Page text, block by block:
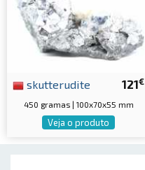
121€
skutterudite
450 gramas | 100x70x55 mm
Veja o produto